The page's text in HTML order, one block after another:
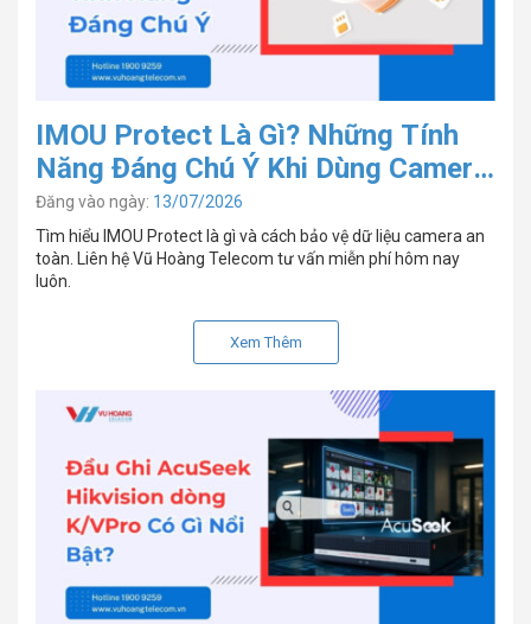
IMOU Protect Là Gì? Những Tính
Năng Đáng Chú Ý Khi Dùng Camera
IMOU
Đăng vào ngày: 13/07/2026
Tìm hiểu IMOU Protect là gì và cách bảo vệ dữ liệu camera an
toàn. Liên hệ Vũ Hoàng Telecom tư vấn miễn phí hôm nay
luôn.
Xem Thêm